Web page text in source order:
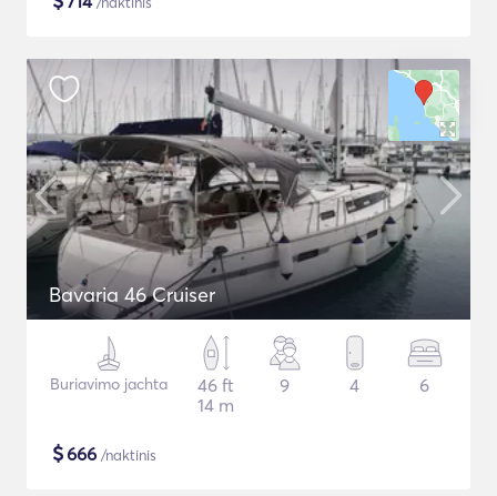
Bavaria 46 Cruiser
Buriavimo jachta
46 ft
14 m
9 4 6
$666 /naktinis